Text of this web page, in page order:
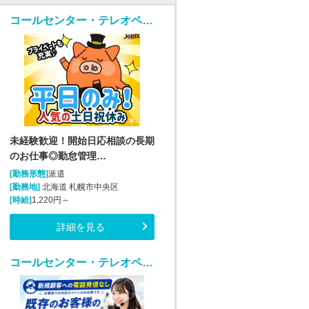
コールセンター・テレオペ（受信）(勤怠管理システムヘルプデスク)
未経験歓迎！開始日応相談の長期
のお仕事◎勤怠管理…
[勤務形態]派遣
[勤務地] 北海道 札幌市中央区
[時給] 1,220円～
詳細を見る
コールセンター・テレオペ（受信）(7/7開始｜医薬品通販の注文・契約サポート｜週4日～)